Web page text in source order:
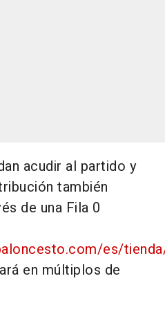
acudir al partido y
también
de una Fila 0
es/
en múltiplos de